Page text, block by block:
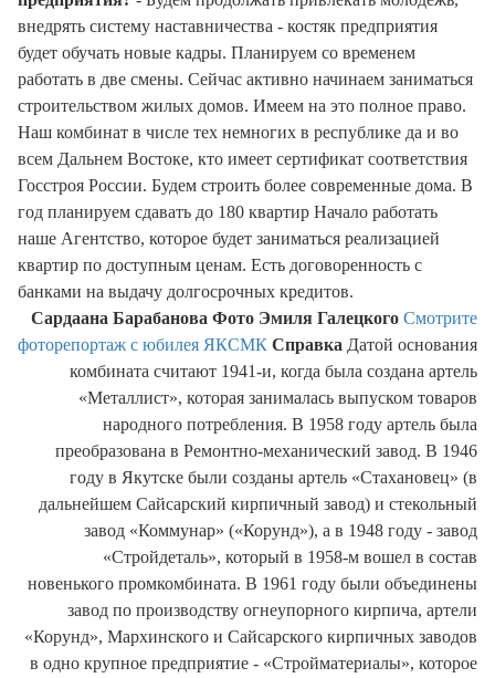
внедрять систему наставничества - костяк предприятия
будет обучать новые кадры. Планируем со временем
работать в две смены. Сейчас активно начинаем заниматься
строительством жилых домов. Имеем на это полное право.
Наш комбинат в числе тех немногих в республике да и во
всем Дальнем Востоке, кто имеет сертификат соответствия
Госстроя России. Будем строить более современные дома. В
год планируем сдавать до 180 квартир Начало работать
наше Агентство, которое будет заниматься реализацией
квартир по доступным ценам. Есть договоренность с
банками на выдачу долгосрочных кредитов.
Сардаана Барабанова Фото Эмиля Галецкого Смотрите
фоторепортаж с юбилея ЯКСМК Справка Датой основания
комбината считают 1941-и, когда была создана артель
«Металлист», которая занималась выпуском товаров
народного потребления. В 1958 году артель была
преобразована в Ремонтно-механический завод. В 1946
году в Якутске были созданы артель «Стахановец» (в
дальнейшем Сайсарский кирпичный завод) и стекольный
завод «Коммунар» («Корунд»), а в 1948 году - завод
«Стройдеталь», который в 1958-м вошел в состав
новенького промкомбината. В 1961 году были объединены
завод по производству огнеупорного кирпича, артели
«Корунд», Мархинского и Сайсарского кирпичных заводов
в одно крупное предприятие - «Стройматериалы», которое